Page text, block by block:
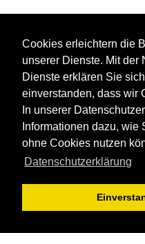
Cookies erleichtern die
unserer Dienste. Mit der
Dienste erklären Sie
einverstanden, dass wir
In unserer
Informationen dazu, wie
ohne Cookies nutzen
Datenschutzerklärung